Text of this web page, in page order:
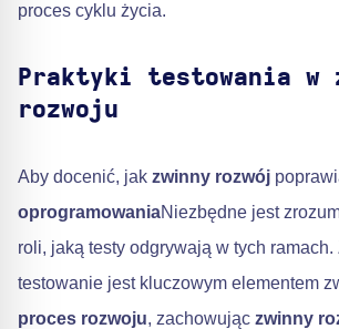
proces cyklu życia.
Praktyki testowania w
rozwoju
Aby docenić, jak zwinny rozwój
oprogramowaniaNiezbędne jest
roli, jaką testy odgrywają w tych
testowanie jest kluczowym elementem
proces rozwoju, zachowując zwinny